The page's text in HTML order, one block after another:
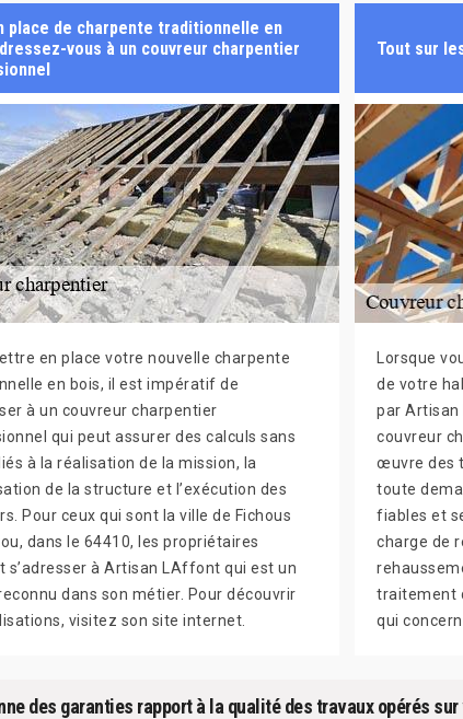
place de charpente traditionnelle en
vous à un couvreur charpentier
en place votre nouvelle charpente
en bois, il est impératif de
à un couvreur charpentier
qui peut assurer des calculs sans
à la réalisation de la mission, la
de la structure et l’exécution des
Pour ceux qui sont la ville de Fichous
dans le 64410, les propriétaires
s’adresser à Artisan LAffont qui est un
dans son métier. Pour découvrir
visitez son site internet.
Tout sur
Lorsque
de votre
par Artisan
couvreur
œuvre des
toute
fiables et
charge de
traitement
qui
des garanties rapport à la qualité des travaux opérés